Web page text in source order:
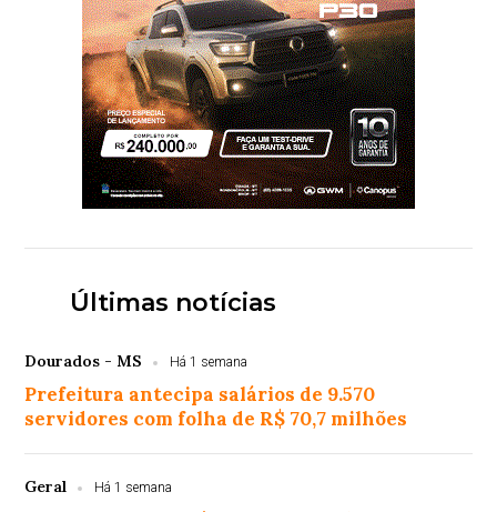
Últimas notícias
Dourados - MS Há 1 semana
Prefeitura antecipa salários de 9.570
servidores com folha de R$ 70,7 milhões
Geral Há 1 semana